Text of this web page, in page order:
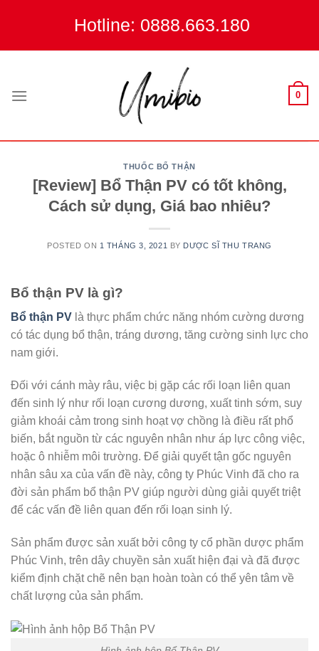
Hotline: 0888.663.180
0
THUỐC BỔ THẬN
[Review] Bổ Thận PV có tốt không,
Cách sử dụng, Giá bao nhiêu?
POSTED ON 1 THÁNG 3, 2021 BY DƯỢC SĨ THU TRANG
Bổ thận PV là gì?
Bổ thận PV là thực phẩm chức năng nhóm cường dương
có tác dụng bổ thận, tráng dương, tăng cường sinh lực cho
nam giới.
Đối với cánh mày râu, việc bị gặp các rối loạn liên quan
đến sinh lý như rối loạn cương dương, xuất tinh sớm, suy
giảm khoái cảm trong sinh hoạt vợ chồng là điều rất phổ
biến, bắt nguồn từ các nguyên nhân như áp lực công việc,
hoặc ô nhiễm môi trường. Để giải quyết tận gốc nguyên
nhân sâu xa của vấn đề này, công ty Phúc Vinh đã cho ra
đời sản phẩm bổ thận PV giúp người dùng giải quyết triệt
để các vấn đề liên quan đến rối loạn sinh lý.
Sản phẩm được sản xuất bởi công ty cổ phần dược phẩm
Phúc Vinh, trên dây chuyền sản xuất hiện đại và đã được
kiểm định chặt chẽ nên bạn hoàn toàn có thể yên tâm về
chất lượng của sản phẩm.